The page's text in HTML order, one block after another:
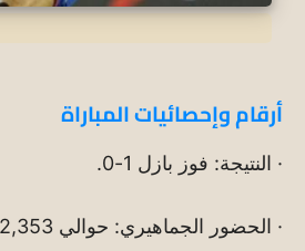
أرقام وإحصائيات المباراة
· النتيجة: فوز بازل 1-0.
· الحضور الجماهيري: حوالي 12,353 متفرج.